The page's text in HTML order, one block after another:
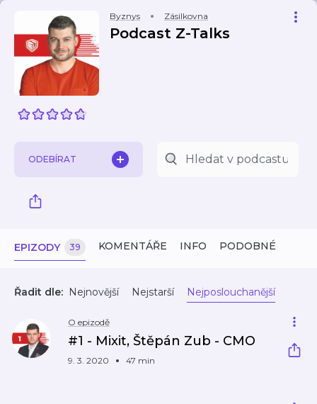
Byznys Zásilkovna
Podcast Z-Talks
ODEBÍRAT
EPIZODY 39 KOMENTÁŘE INFO PODOBNÉ
Řadit dle: Nejnovější Nejstarší Nejposlouchanější
O epizodě
#1 - Mixit, Štěpán Zub - CMO
9. 3. 2020 47 min